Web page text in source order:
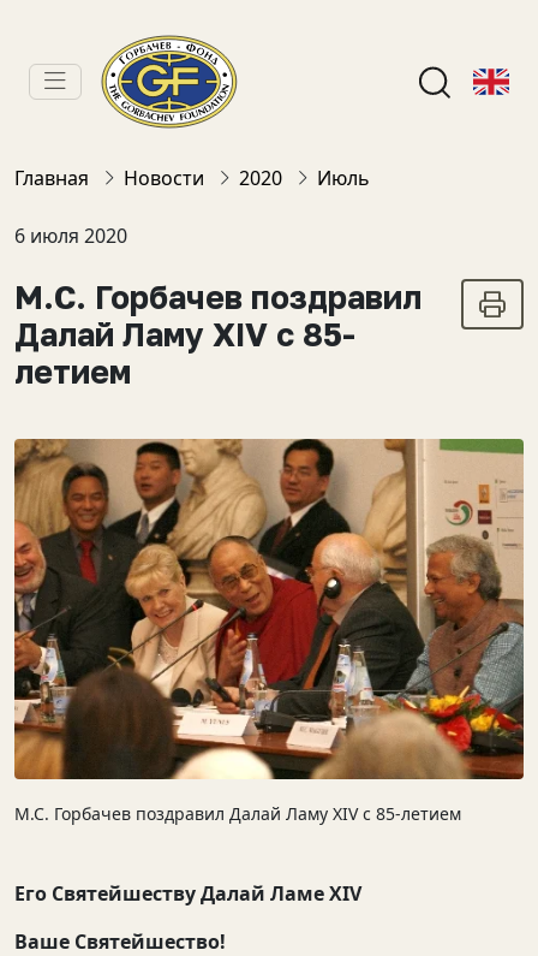
Главная Новости 2020 Июль
6 июля 2020
М.С. Горбачев поздравил
Далай Ламу XIV с 85-
летием
М.С. Горбачев поздравил Далай Ламу XIV с 85-летием
Его Святейшеству Далай Ламе XIV
Ваше Святейшество!